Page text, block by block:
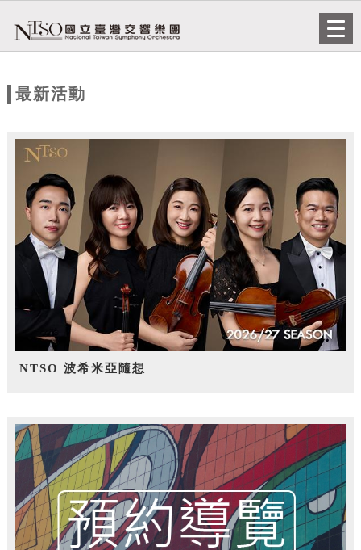
站
題
最新活動
NTSO 波希米亞隨想